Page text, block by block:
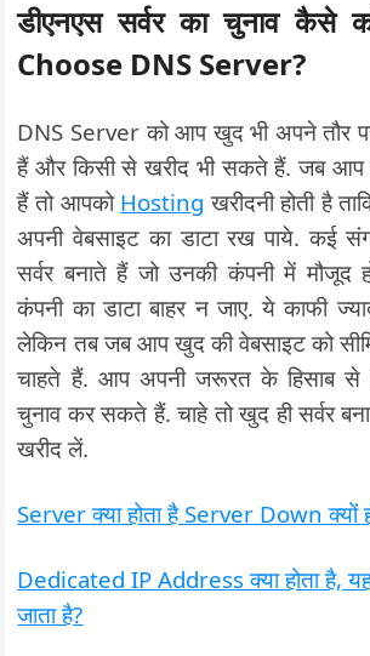
डीएनएस सर्वर का चुनाव
Choose DNS Server?
DNS Server को आप खुद भी अपने तौर
हैं और किसी से खरीद भी सकते हैं. जब आप
हैं तो आपको Hosting खरीदनी होती है
अपनी वेबसाइट का डाटा रख पाये. कई
सर्वर बनाते हैं जो उनकी कंपनी में मौजूद
कंपनी का डाटा बाहर न जाए. ये काफी
लेकिन तब जब आप खुद की वेबसाइट को
चाहते हैं. आप अपनी जरूरत के हिसाब
चुनाव कर सकते हैं. चाहे तो खुद ही सर्वर
खरीद लें.
Server क्या होता है Server Down क्यों
Dedicated IP Address क्या होता है, यह
जाता है?